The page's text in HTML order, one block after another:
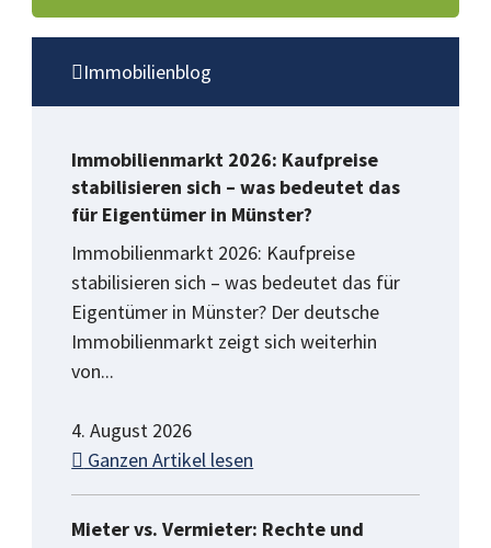
Immobilienblog
Immobilienmarkt 2026: Kaufpreise
stabilisieren sich – was bedeutet das
für Eigentümer in Münster?
Immobilienmarkt 2026: Kaufpreise
stabilisieren sich – was bedeutet das für
Eigentümer in Münster? Der deutsche
Immobilienmarkt zeigt sich weiterhin
von...
4. August 2026
Ganzen Artikel lesen
Mieter vs. Vermieter: Rechte und